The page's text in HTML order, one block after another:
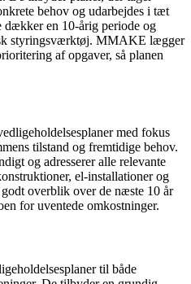
behov og udarbejdes i tæt
dækker en 10-årig periode og
styringsværktøj. MMAKE lægger
af opgaver, så planen
med fokus
tilstand og fremtidige behov.
og adresserer alle relevante
el-installationer og
overblik over de næste 10 år
for uventede omkostninger.
til både